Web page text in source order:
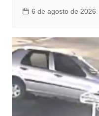
6 de agosto de 2026